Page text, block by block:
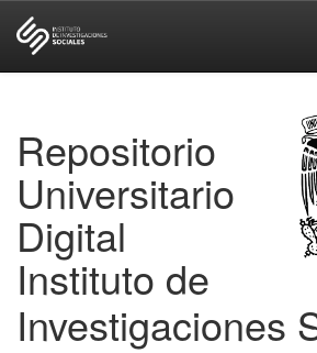
Repositorio
Universitario
Digital
Instituto de
Investigaciones